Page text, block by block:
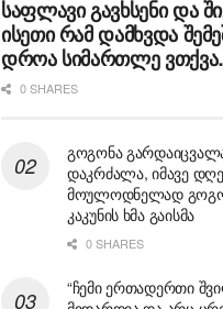
საფლავი გავხსენი და
ისეთი რამ დამხვდა
დროა სიმართლე
0 SHARES
გოგონა
დაკრძალა, იმავე
მოულოდნელად
კაკუნის ხმა გაისმა
0 SHARES
“ჩემი ერთადერთი